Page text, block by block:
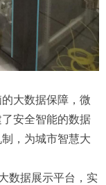
大数据保障， 微
安全智能的数据
，为城市智慧大
数据展示平台，实